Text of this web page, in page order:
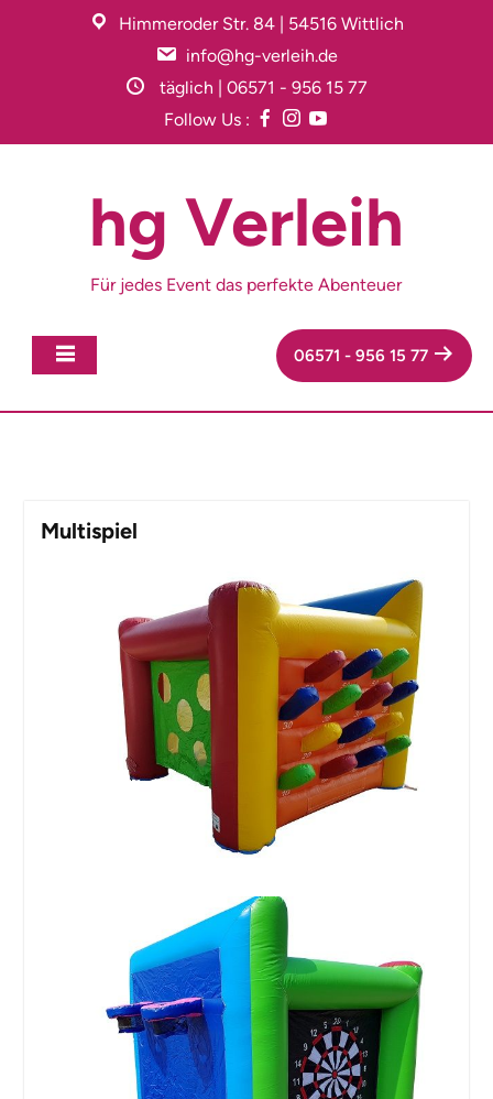
Himmeroder Str. 84 | 54516 Wittlich
info@hg-verleih.de
täglich | 06571 - 956 15 77
Follow Us :
hg Verleih
Für jedes Event das perfekte Abenteuer
06571 - 956 15 77
Multispiel